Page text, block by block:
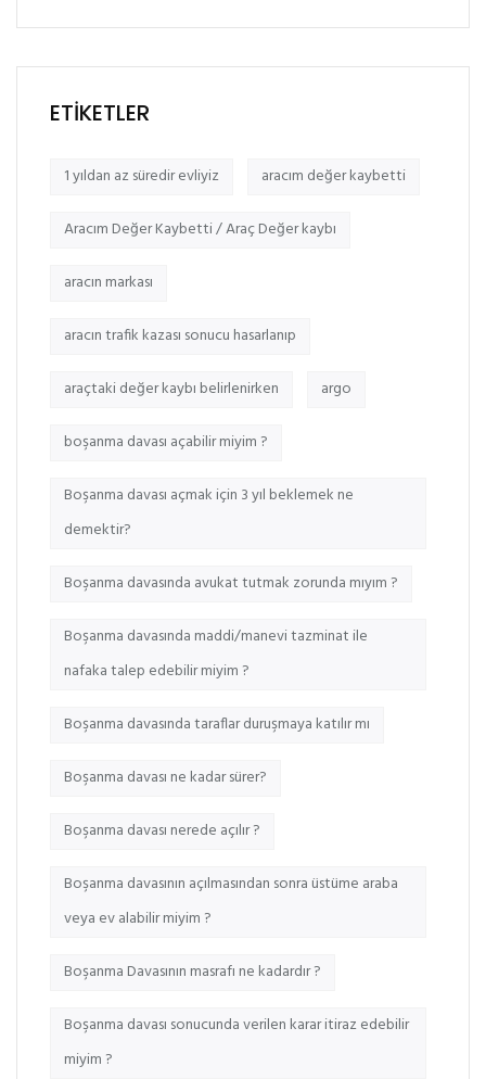
ETIKETLER
1 yıldan az süredir evliyiz aracım değer kaybetti
Aracım Değer Kaybetti / Araç Değer kaybı
aracın markası
aracın trafik kazası sonucu hasarlanıp
araçtaki değer kaybı belirlenirken argo
boşanma davası açabilir miyim ?
Boşanma davası açmak için 3 yıl beklemek ne
demektir?
Boşanma davasında avukat tutmak zorunda mıyım ?
Boşanma davasında maddi/manevi tazminat ile
nafaka talep edebilir miyim ?
Boşanma davasında taraflar duruşmaya katılır mı
Boşanma davası ne kadar sürer?
Boşanma davası nerede açılır ?
Boşanma davasının açılmasından sonra üstüme araba
veya ev alabilir miyim ?
Boşanma Davasının masrafı ne kadardır ?
Boşanma davası sonucunda verilen karar itiraz edebilir
miyim ?